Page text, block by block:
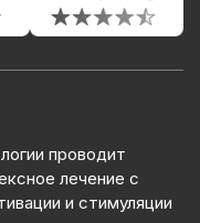
проводит
лечение с
и стимуляции